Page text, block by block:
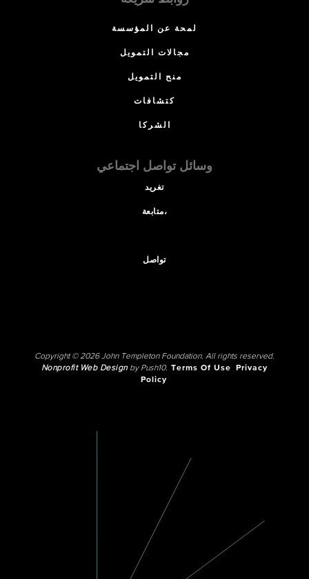
لمحة عن المؤسسة
مجالات التمويل
منح التمويل
كتشافات
الشركا
وسائل تواصل اجتماعي
تغريد
متابعة،
تواصل
Copyright © 2026 John Templeton Foundation. All rights reserved.
Nonprofit Web Designby Push10. Terms Of Use
Privacy
Policy